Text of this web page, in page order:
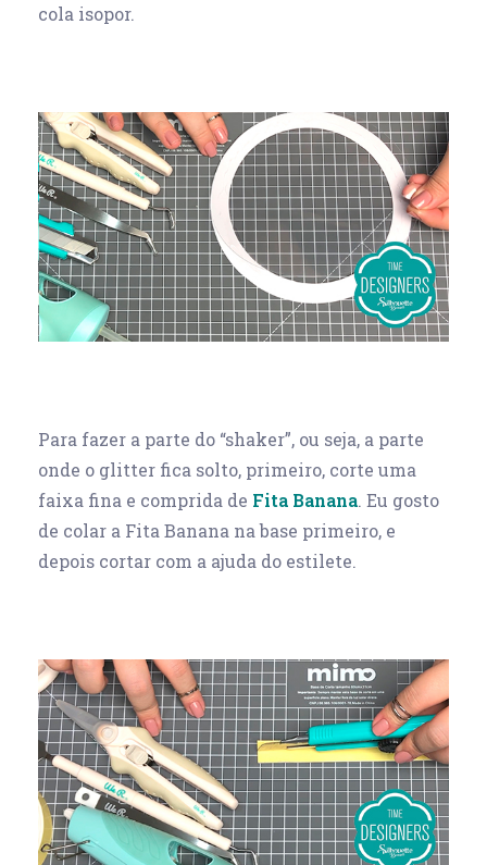
cola isopor.
Para fazer a parte do “shaker”, ou seja, a parte
onde o glitter fica solto, primeiro, corte uma
faixa fina e comprida de Fita Banana. Eu gosto
de colar a Fita Banana na base primeiro, e
depois cortar com a ajuda do estilete.